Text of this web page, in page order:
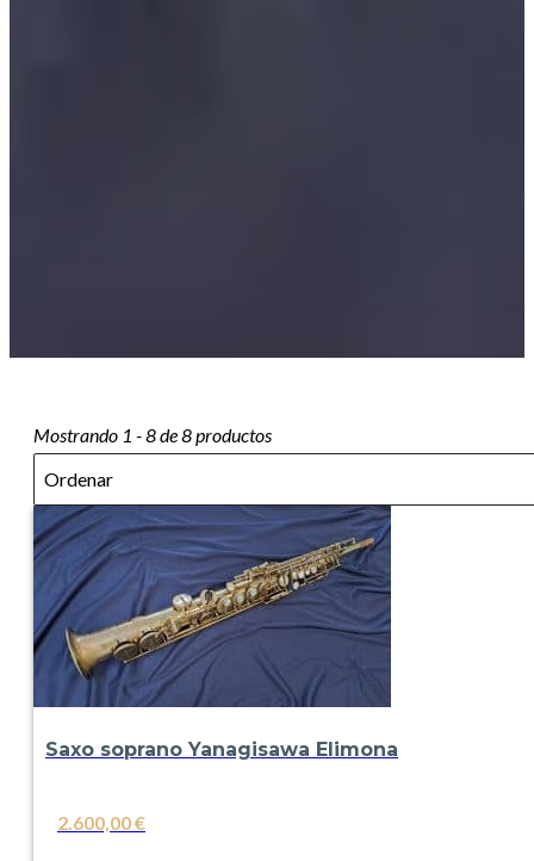
Mostrando 1 - 8 de 8 productos
Sort
Sort content
Ordenar
Sort content
Saxo soprano Yanagisawa Elimona
2.600,00€